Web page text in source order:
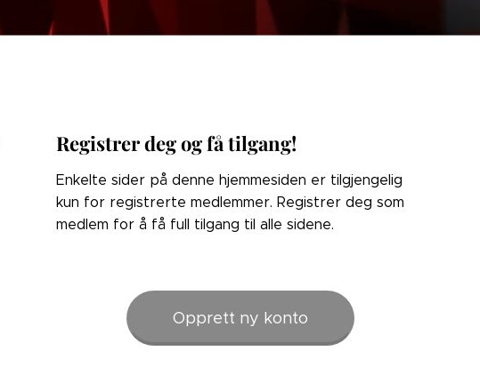
Registrer deg og få tilgang!
Enkelte sider på denne hjemmesiden er tilgjengelig
kun for registrerte medlemmer. Registrer deg som
medlem for å få full tilgang til alle sidene.
Opprett ny konto